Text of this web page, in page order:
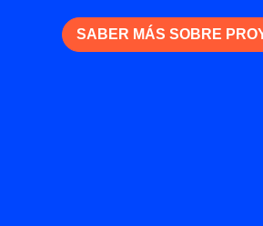
SABER MÁS SOBRE